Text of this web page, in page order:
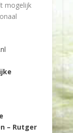
mogelijk
– Rutger